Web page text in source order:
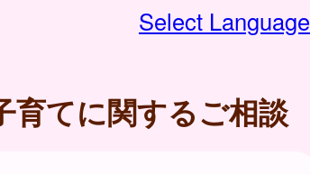
Select Language
育てに関するご相談